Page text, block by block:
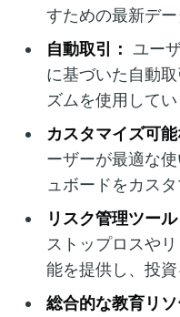
すための最新デー
自動取引： ユー
に基づいた自動
ズムを使用してい
カスタマイズ可
ーザーが最適な
ュボードをカス
リスク管理ツール
ストップロスや
能を提供し、投資
総合的な教育リソ